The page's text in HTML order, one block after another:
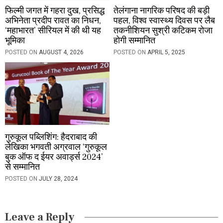
फिल्मी जगत में गहरा दुख, प्रसिद्ध
अभिनेता प्रदीप रावत का निधन,
‘महाभारत’ सीरियल में की थी यह
भूमिका
POSTED ON AUGUST 4, 2026
तेलंगाना नागरिक परिषद की बड़ी
पहल, विश्व स्वास्थ्य दिवस पर लैब
तकनीशियन सुश्री कटिकम रोजा
होगी सम्मानित
POSTED ONAPRIL 5, 2025
गुरुकूल पब्लिशिंग: हैदराबाद की
लेखिका भगवती अग्रवाल ‘गुरुकूल
बुक ऑफ द ईयर अवार्ड्स 2024’
से सम्मानित
POSTED ON JULY 28, 2024
Leave a Reply